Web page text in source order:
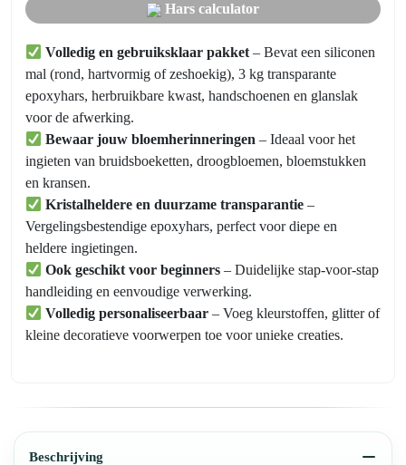
Hars calculator
Volledig en gebruiksklaar pakket – Bevat een siliconen
mal (rond, hartvormig of zeshoekig), 3 kg transparante
epoxyhars, herbruikbare kwast, handschoenen en glanslak
voor de afwerking.
Bewaar jouw bloemherinneringen – Ideaal voor het
ingieten van bruidsboeketten, droogbloemen, bloemstukken
en kransen.
Kristalheldere en duurzame transparantie –
Vergelingsbestendige epoxyhars, perfect voor diepe en
heldere ingietingen.
Ook geschikt voor beginners – Duidelijke stap-voor-stap
handleiding en eenvoudige verwerking.
Volledig personaliseerbaar – Voeg kleurstoffen, glitter of
kleine decoratieve voorwerpen toe voor unieke creaties.
Beschrijving